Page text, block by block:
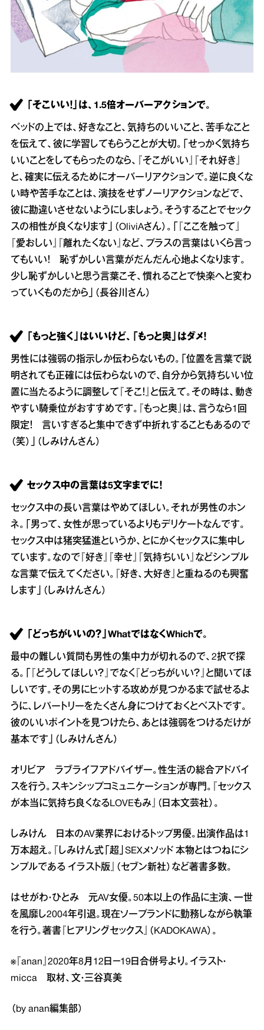
「そこいい！」は、1.5倍オーバーアクションで。
ベッドの上では、好きなこと、気持ちのいいこと、苦手なこと
を伝えて、彼に学習してもらうことが大切。「せっかく気持ち
いいことをしてもらったのなら、『そこがいい』『それ好き』
と、確実に伝えるためにオーバーリアクションで。逆に良くな
い時や苦手なことは、演技をせずノーリアクションなどで、
彼に勘違いさせないようにしましょう。そうすることでセック
スの相性が良くなります」（OliviAさん）。「『ここを触って』
『愛おしい』『離れたくない』など、プラスの言葉はいくら言っ
てもいい！ 恥ずかしい言葉がだんだん心地よくなります。
少し恥ずかしいと思う言葉こそ、慣れることで快楽へと変わ
っていくものだから」（長谷川さん）
「もっと強く」はいいけど、「もっと奥」はダメ！
男性には強弱の指示しか伝わらないもの。「位置を言葉で説
明されても正確には伝わらないので、自分から気持ちいい位
置に当たるように調整して『そこ！』と伝えて。その時は、動き
やすい騎乗位がおすすめです。『もっと奥』は、言うなら1回
限定！ 言いすぎると集中できず中折れすることもあるので
（笑）」（しみけんさん）
セックス中の言葉は5文字までに！
セックス中の長い言葉はやめてほしい。それが男性のホン
ネ。「男って、女性が思っているよりもデリケートなんです。
セックス中は猪突猛進というか、とにかくセックスに集中し
ています。なので『好き』『幸せ』『気持ちいい』などシンプル
な言葉で伝えてください。『好き、大好き』と重ねるのも興奮
します」（しみけんさん）
「どっちがいいの？」WhatではなくWhichで。
最中の難しい質問も男性の集中力が切れるので、2択で探
る。「『どうしてほしい？』でなく『どっちがいい？』と聞いてほ
しいです。その男にヒットする攻めが見つかるまで試せるよ
うに、レパートリーをたくさん身につけておくとベストです。
彼のいいポイントを見つけたら、あとは強弱をつけるだけが
基本です」（しみけんさん）
オリビア ラブライフアドバイザー。性生活の総合アドバイ
スを行う。スキンシップコミュニケーションが専門。『セックス
が本当に気持ち良くなるLOVEもみ』（日本文芸社）。
しみけん 日本のAV業界におけるトップ男優。出演作品は1
万本超え。『しみけん式「超」SEXメソッド 本物とはつねにシ
ンプルである イラスト版』（セブン新社）など著書多数。
はせがわ・ひとみ 元AV女優。50本以上の作品に主演、一世
を風靡し2004年引退。現在ソープランドに勤務しながら執筆
を行う。著書『ヒアリングセックス』（KADOKAWA）。
※『anan』2020年8月12日－19日合併号より。イラスト・
micca 取材、文・三谷真美
（by anan編集部）